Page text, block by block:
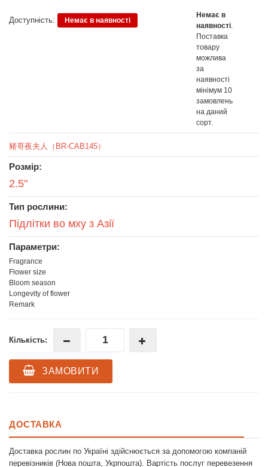
Доступність: Немає в наявності
Немає в
наявності.
Поставка
товару
можлива
за
наявності
мінімум 10
замовлень
на даний
сорт.
豬哥夜夫人（BR-CAB145）
Розмір:
2.5"
Тип рослини:
Підлітки во мху з Азії
Параметри:
Fragrance
Flower size
Bloom season
Longevity of flower
Remark
Кількість:
ЗАМОВИТИ
ДОСТАВКА
Доставка рослин по Україні здійснюється за допомогою компаній
перевізників (Нова пошта, Укрпошта). Вартість послуг перевезення